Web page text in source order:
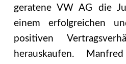
geratene VW AG die
einem erfolgreichen
positiven
herauskaufen.